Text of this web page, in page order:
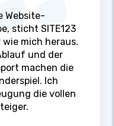
Website-
sticht SITE123
mich heraus.
und der
machen die
Ich
die vollen